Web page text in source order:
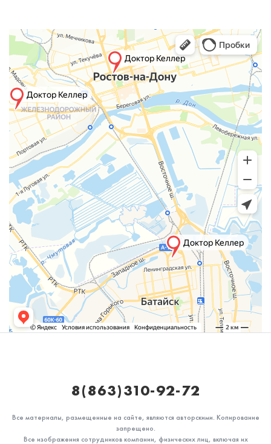
8(863)310-92-72
Все материалы, размещенные на сайте, являются авторскими. Копирование
запрещено.
Все изображения сотрудников компании, физических лиц, включая их